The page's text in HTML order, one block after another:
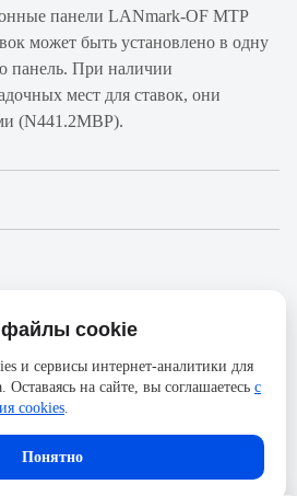
панели LANmark-OF MTP
может быть установлено в одну
панель. При наличии
мест для ставок, они
(N441.2MBP).
Nexans
24
LC (MM)
, чтобы иметь
вопросы.
могут отличаться от реального
Компания АйДистрибьют не несёт
текущей модели товаров фотографиям,
cookie
и сервисы интернет-аналитики для
на сайте, вы соглашаетесь с
cookies.
Понятно